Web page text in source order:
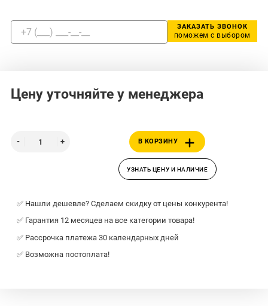
ЗАКАЗАТЬ ЗВОНОК
поможем с выбором
Цену уточняйте у менеджера
В КОРЗИНУ
УЗНАТЬ ЦЕНУ И НАЛИЧИЕ
✅ Нашли дешевле? Сделаем скидку от цены конкурента!
✅ Гарантия 12 месяцев на все категории товара!
✅ Рассрочка платежа 30 календарных дней
✅ Возможна постоплата!